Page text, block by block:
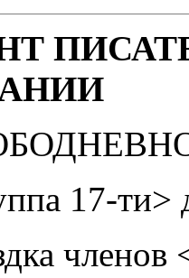
17-ти>
членов